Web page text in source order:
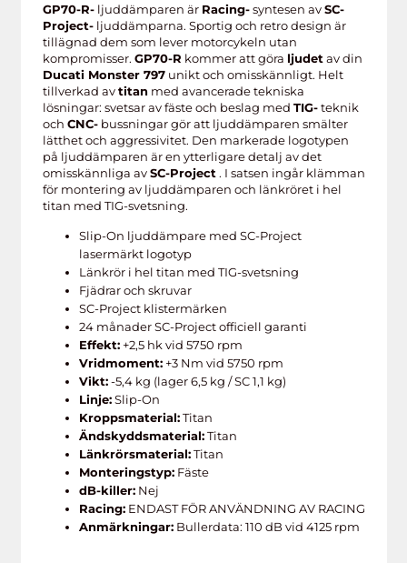
GP70-R-ljuddämparen är Racing-syntesen avSC-
Project-ljuddämparna. Sportig och retro design är
tillägnad dem som lever motorcykeln utan
kompromisser. GP70-R kommer att göra ljudet av din
Ducati Monster 797unikt och omisskännligt. Helt
tillverkad avtitanmed avancerade tekniska
lösningar: svetsar av fäste och beslag med TIG-teknik
och CNC-bussningar gör att ljuddämparen smälter
lätthet och aggressivitet. Den markerade logotypen
på ljuddämparen är en ytterligare detalj av det
omisskännliga avSC-Project . I satsen ingår klämman
för montering av ljuddämparen och länkröret i hel
titan med TIG-svetsning.
Slip-On ljuddämpare med SC-Project
lasermärkt logotyp
Länkrör i hel titan med TIG-svetsning
Fjädrar och skruvar
SC-Project klistermärken
24 månader SC-Project officiell garanti
Effekt:+2,5 hk vid 5750 rpm
Vridmoment:+3 Nm vid 5750 rpm
Vikt:-5,4 kg (lager 6,5 kg / SC 1,1 kg)
Linje:Slip-On
Kroppsmaterial:Titan
Ändskyddsmaterial:Titan
Länkrörsmaterial:Titan
Monteringstyp:Fäste
dB-killer:Nej
Racing:ENDAST FÖR ANVÄNDNING AV RACING
Anmärkningar:Bullerdata: 110 dB vid 4125 rpm